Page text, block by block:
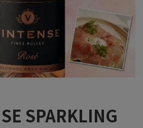
SPARKLING